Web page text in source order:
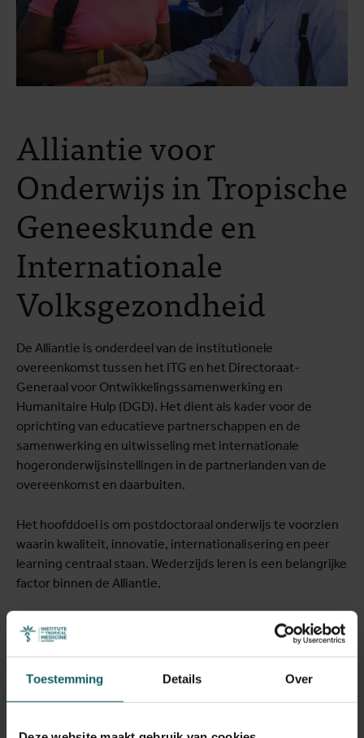
Toestemming Details Over
Alliantie voor
Onderwijs in Tropische
Geneeskunde en
Internationale
Volksgezondheid
De Alliantie is onderdeel van de institutionele
overeenkomst tussen het ITG en het Directoraat-
Generaal voor Ontwikkelingssamenwerking en
Humanitaire Hulp (DGD). Het dient als kader voor de
oprichting van educatieve partnerschappen en de
samenwerking en uitwisseling met internationale
hogeronderwijsinstellingen in de partnerlanden van de
overeenkomst en daarbuiten.
Het hoofddoel is om postdoctoraal onderwijs te voorzien
waarin kwaliteit, innovatie, internationalisering en peer
learning centraal staan. Wederzijds leren is een belangrijke
factor binnen de Alliantie.
Over de Alliantie